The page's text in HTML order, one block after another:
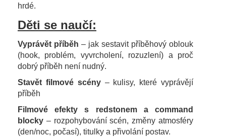
hrdé.
Děti se naučí:
Vyprávět příběh – jak sestavit příběhový oblouk
(hook, problém, vyvrcholení, rozuzlení) a proč
dobrý příběh není nudný.
Stavět filmové scény– kulisy, které vyprávějí
příběh
Filmové efekty s redstonem a command
blocky – rozpohybování scén, změny atmosféry
(den/noc, počasí), titulky a přivolání postav.